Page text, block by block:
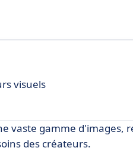
visuels
vaste gamme d'images,
des créateurs.